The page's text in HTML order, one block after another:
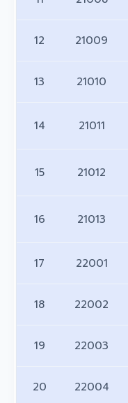
12 21009
13 21010
14 21011
15 21012
16 21013
17 22001
18 22002
19 22003
20 22004